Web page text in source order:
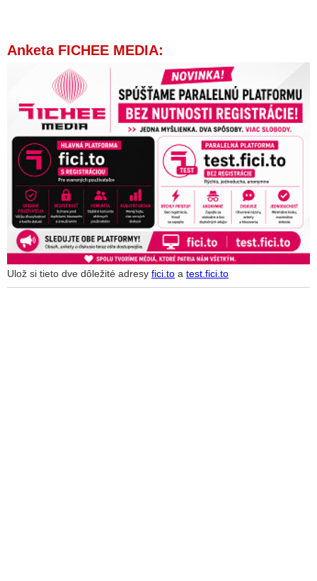
Anketa FICHEE MEDIA:
Ulož si tieto dve dôležité adresy fici.to a test.fici.to